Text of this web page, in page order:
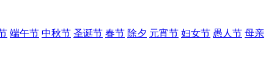
端午节 中秋节 圣诞节 春节 除夕 元宵节 妇女节 愚人节 母亲